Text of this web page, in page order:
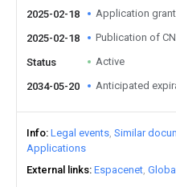
2025-02-18 Application
2025-02-18 Publication of
Status Active
2034-05-20 Anticipated
Info Legal events Similar
Applications
External links Espacenet